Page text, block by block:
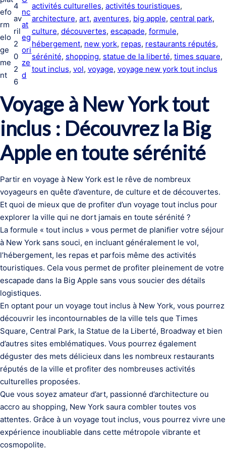
efo
rm
elo
ge
me
nt
4
av
ril
2
0
2
6
nc
at
eg
ori
ze
d
activités culturelles, activités touristiques
architecture, art, aventures, big apple, central park
culture, découvertes, escapade, formule
hébergement, new york, repas, restaurants réputés
sérénité, shopping, statue de la liberté, times square
tout inclus, vol, voyage, voyage new york tout inclus
Voyage à New York tout
inclus : Découvrez la Big
Apple en toute sérénité
Partir en voyage à New York est le rêve de nombreux
voyageurs en quête d’aventure, de culture et de découvertes.
Et quoi de mieux que de profiter d’un voyage tout inclus pour
explorer la ville qui ne dort jamais en toute sérénité ?
La formule « tout inclus » vous permet de planifier votre séjour
à New York sans souci, en incluant généralement le vol,
l’hébergement, les repas et parfois même des activités
touristiques. Cela vous permet de profiter pleinement de votre
escapade dans la Big Apple sans vous soucier des détails
logistiques.
En optant pour un voyage tout inclus à New York, vous pourrez
découvrir les incontournables de la ville tels que Times
Square, Central Park, la Statue de la Liberté, Broadway et bien
d’autres sites emblématiques. Vous pourrez également
déguster des mets délicieux dans les nombreux restaurants
réputés de la ville et profiter des nombreuses activités
culturelles proposées.
Que vous soyez amateur d’art, passionné d’architecture ou
accro au shopping, New York saura combler toutes vos
attentes. Grâce à un voyage tout inclus, vous pourrez vivre une
expérience inoubliable dans cette métropole vibrante et
cosmopolite.